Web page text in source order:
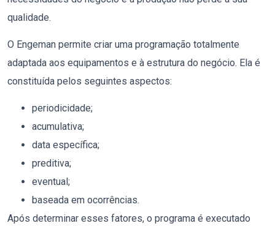
qualidade.
O Engeman permite criar uma programação totalmente
adaptada aos equipamentos e à estrutura do negócio. Ela é
constituída pelos seguintes aspectos:
periodicidade;
acumulativa;
data específica;
preditiva;
eventual;
baseada em ocorrências.
Após determinar esses fatores, o programa é executado